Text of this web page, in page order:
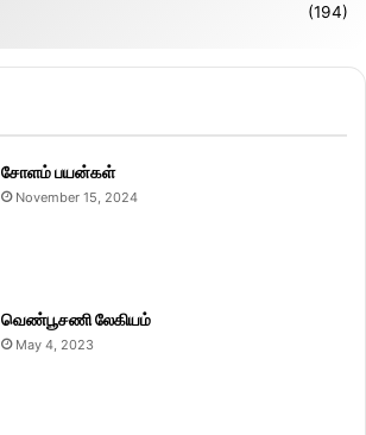
(194)
சோளம் பயன்கள்
November 15, 2024
வெண்பூசணி லேகியம்
May 4, 2023